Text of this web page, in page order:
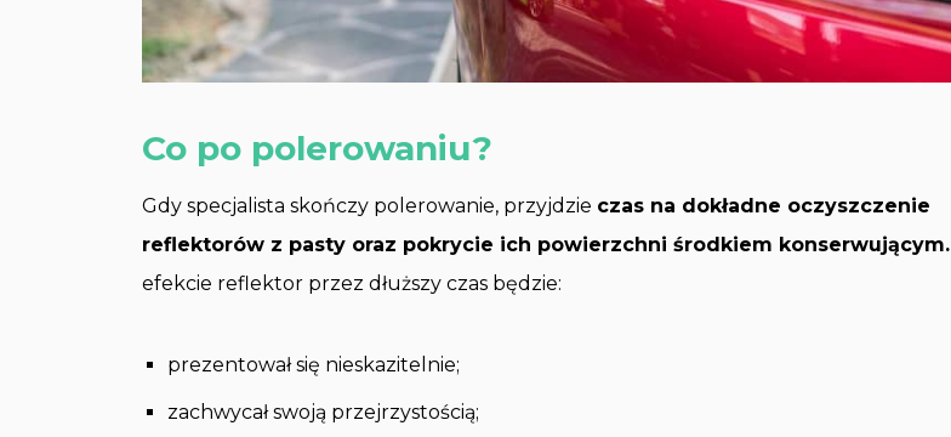
Co po polerowaniu?
Gdy specjalista skończy polerowanie, przyjdzie czas na dokładne oczyszczenie
reflektorów z pasty oraz pokrycie ich powierzchni środkiem konserwującym.
efekcie reflektor przez dłuższy czas będzie:
prezentował się nieskazitelnie;
zachwycał swoją przejrzystością;